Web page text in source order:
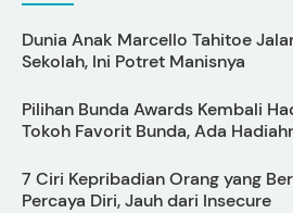
Dunia Anak Marcello Tahitoe
Sekolah, Ini Potret Manisnya
Pilihan Bunda Awards Kembali
Tokoh Favorit Bunda, Ada
7 Ciri Kepribadian Orang yang
Percaya Diri, Jauh dari Insecure